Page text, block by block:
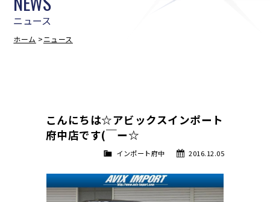
ニュース
ホーム ニュース
こんにちは☆アビックスインポート
府中店です(￣ー☆
2016.12.05
インポート府中